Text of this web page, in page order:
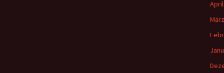
Vermietungen